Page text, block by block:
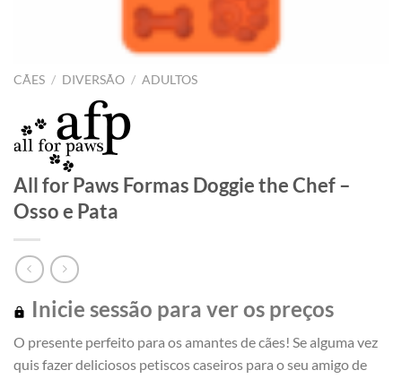
CÃES / DIVERSÃO / ADULTOS
All for Paws Formas Doggie the Chef –
Osso e Pata
Inicie sessão para ver os preços
O presente perfeito para os amantes de cães! Se alguma vez
quis fazer deliciosos petiscos caseiros para o seu amigo de